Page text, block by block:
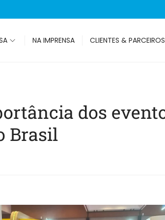
NA IMPRENSA CLIENTES & PARCEIROS
dos
Brasil